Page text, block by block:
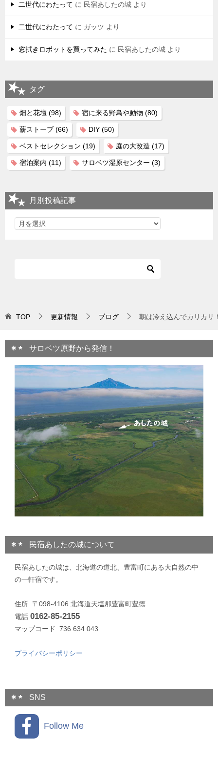
二世代にわたって に 民宿あしたの城 より
二世代にわたって に ガッツ より
窓拭きロボットを買ってみた に 民宿あしたの城 より
タグ
畑と花壇 (98) 宿に来る野鳥や動物 (80)
薪ストーブ (66) DIY (50)
ベストセレクション (19) 庭の大改造 (17)
宿泊案内 (11) サロベツ湿原センター (3)
月別投稿記事
TOP 更新情報 ブログ 朝は冷え込んでカリカリ
サロベツ原野から発信！
民宿あしたの城について
民宿あしたの城は、北海道の道北、豊富町にある大自然の中
の一軒宿です。
住所 〒098-4106 北海道天塩郡豊富町豊徳
電話 0162-85-2155
マップコード 736 634 043
プライバシーポリシー
SNS
Follow Me